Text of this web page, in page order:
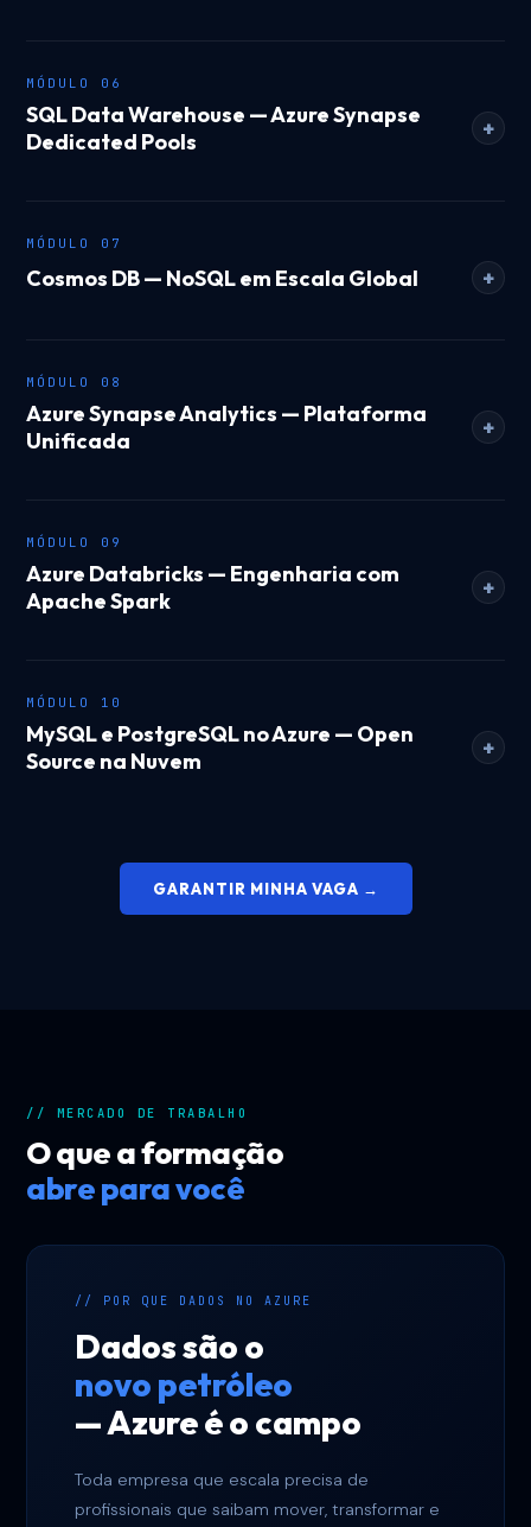
MÓDULO 06
SQL Data Warehouse — Azure Synapse
Dedicated Pools
+
MÓDULO 07
Cosmos DB — NoSQL em Escala Global +
MÓDULO 08
Azure Synapse Analytics — Plataforma
Unificada
+
MÓDULO 09
Azure Databricks — Engenharia com
Apache Spark
+
MÓDULO 10
MySQL e PostgreSQL no Azure — Open
Source na Nuvem
+
GARANTIR MINHA VAGA →
// MERCADO DE TRABALHO
O que a formação
abre para você
// POR QUE DADOS NO AZURE
Dados são o
novo petróleo
— Azure é o campo
Toda empresa que escala precisa de
profissionais que saibam mover, transformar e